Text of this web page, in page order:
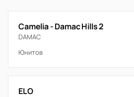
Camelia - Damac Hills 2
DAMAC
Юнитов
ELO